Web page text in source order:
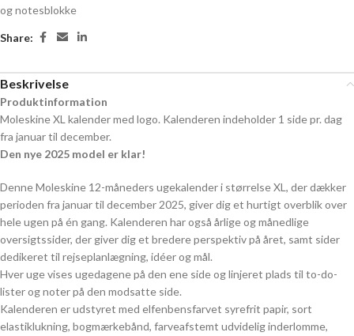
og notesblokke
Share:
Beskrivelse
Produktinformation
Moleskine XL kalender med logo. Kalenderen indeholder 1 side pr. dag
fra januar til december.
Den nye 2025 model er klar!
Denne Moleskine 12-måneders ugekalender i størrelse XL, der dækker
perioden fra januar til december 2025, giver dig et hurtigt overblik over
hele ugen på én gang. Kalenderen har også årlige og månedlige
oversigtssider, der giver dig et bredere perspektiv på året, samt sider
dedikeret til rejseplanlægning, idéer og mål.
Hver uge vises ugedagene på den ene side og linjeret plads til to-do-
lister og noter på den modsatte side.
Kalenderen er udstyret med elfenbensfarvet syrefrit papir, sort
elastiklukning, bogmærkebånd, farveafstemt udvidelig inderlomme,